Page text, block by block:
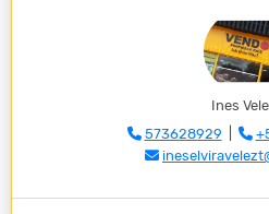
Ines
573628929